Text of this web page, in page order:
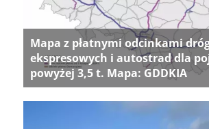
Mapa z płatnymi odcinkami
ekspresowych i autostrad dla
powyżej 3,5 t. Mapa: GDDKIA